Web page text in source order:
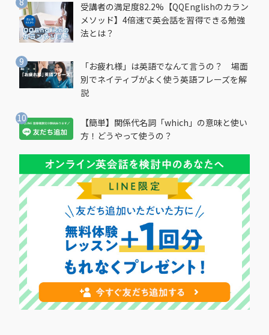
受講者の満足度82.2%【QQEnglishのカラン
メソッド】4倍速で英会話を習得できる勉強
法とは？
「お疲れ様」は英語でなんて言うの？ 場面
別でネイティブがよく使う英語フレーズを解
説
【簡単】関係代名詞「which」の意味と使い
方！どうやって使うの？